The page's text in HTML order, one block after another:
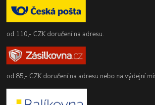
od 110,- CZK doručení na adresu.
od 85,- CZK doručení na adresu nebo na výdejní